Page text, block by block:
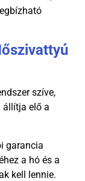
szíve,
állítja elő a
garancia
a hó és a
kell lennie.